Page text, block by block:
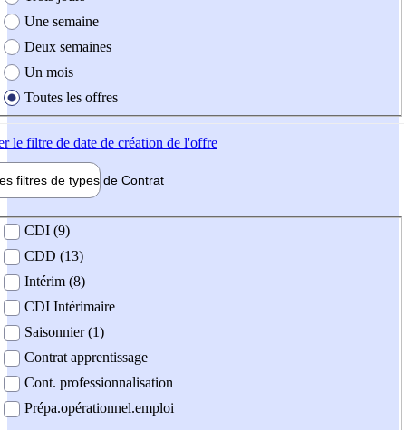
Une semaine
Deux semaines
Un mois
Toutes les offres
le filtre de date de création de l'offre
filtres de types de Contrat
contrat
CDI (9)
CDD (13)
Intérim (8)
CDI Intérimaire
Saisonnier (1)
Contrat apprentissage
Cont. professionnalisation
Prépa.opérationnel.emploi